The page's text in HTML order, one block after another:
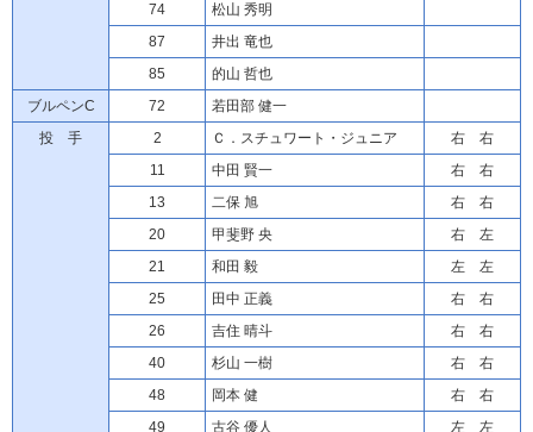
74
松山 秀明
87
井出 竜也
85
的山 哲也
ブルペンC
72
若田部 健一
投 手
2 Ｃ．スチュワート・ジュニア
右 右
11
中田 賢一
右 右
13
二保 旭
右 右
20
甲斐野 央
右 左
21
和田 毅
左 左
25
田中 正義
右 右
26
吉住 晴斗
右 右
40
杉山 一樹
右 右
48
岡本 健
右 右
49
古谷 優人
左 左